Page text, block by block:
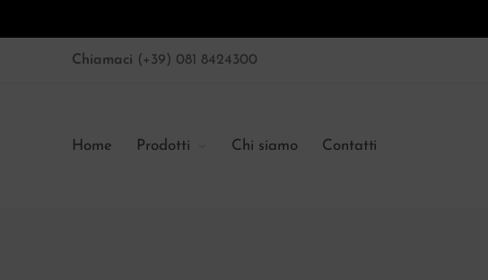
Chiamaci (+39) 081 8424300
Home Prodotti Chi siamo Contatti